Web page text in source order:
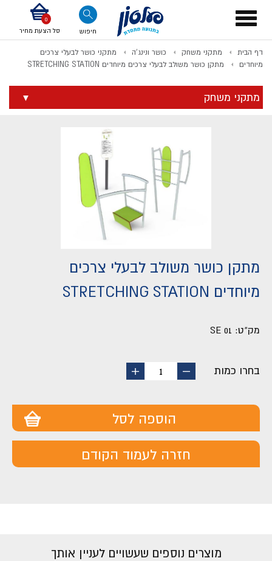
Toggle
navigation
חיפוש סל הצעת מחיר
דף הבית מתקני משחק כושר ונינג'ה
מתקני כושר לבעלי צרכים
מיוחדים
מתקן כושר משולב לבעלי צרכים מיוחדים STRETCHING STATION
מתקני משחק
מתקן כושר משולב לבעלי צרכים
מיוחדים STRETCHING STATION
מק"ט: SE 01
בחרו כמות
החסר
1
הוסף
הוספה לסל
חזרה לעמוד הקודם
מוצרים נוספים שעשויים לעניין אותך